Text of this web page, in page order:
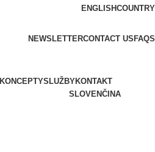
ENGLISHCOUNTRY
NEWSLETTERCONTACT US FAQS
KONCEPTYSLUŽBYKONTAKT
SLOVENČINA